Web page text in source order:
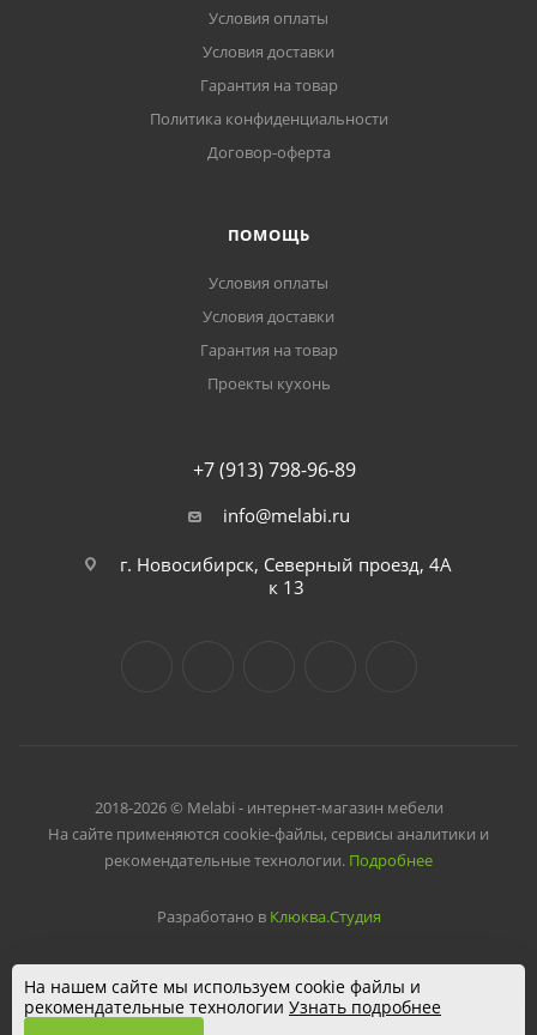
Условия оплаты
Условия доставки
Гарантия на товар
Политика конфиденциальности
Договор-оферта
ПОМОЩЬ
Условия оплаты
Условия доставки
Гарантия на товар
Проекты кухонь
+7 (913) 798-96-89
info@melabi.ru
г. Новосибирск, Северный проезд, 4А
к 13
2018-2026 © Melabi - интернет-магазин мебели
На сайте применяются cookie-файлы, сервисы аналитики и
рекомендательные технологии. Подробнее
Разработано в Клюква.Студия
На нашем сайте мы используем cookie файлы и
рекомендательные технологии Узнать подробнее